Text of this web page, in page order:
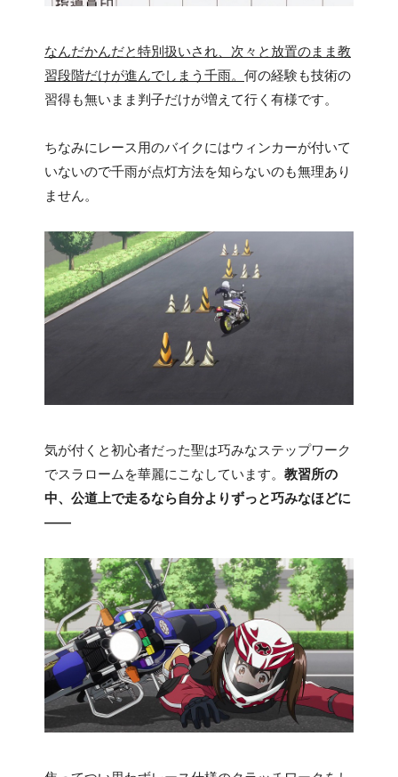
なんだかんだと特別扱いされ、次々と放置のまま教
習段階だけが進んでしまう千雨。 何の経験も技術の
習得も無いまま判子だけが増えて行く有様です。
ちなみにレース用のバイクにはウィンカーが付いて
いないので千雨が点灯方法を知らないのも無理あり
ません。
気が付くと初心者だった聖は巧みなステップワーク
でスラロームを華麗にこなしています。 教習所の
中、公道上で走るなら自分よりずっと巧みなほどに
――